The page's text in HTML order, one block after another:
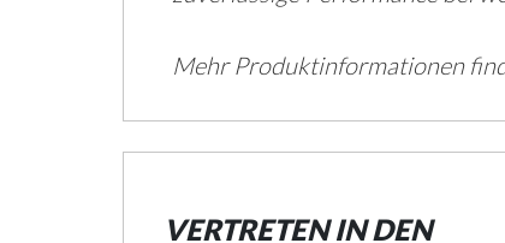
Mehr Produktinformationen
VERTRETEN IN DEN